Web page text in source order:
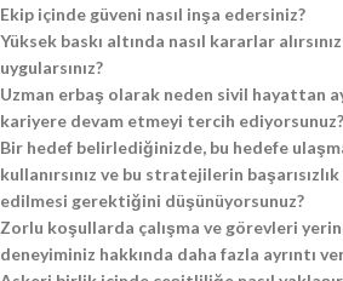
Ekip içinde güveni nasıl inşa edersiniz?
Yüksek baskı altında nasıl kararlar
uygularsınız?
Uzman erbaş olarak neden sivil hayattan
kariyere devam etmeyi tercih ediyorsunuz?
Bir hedef belirlediğinizde, bu hedefe
kullanırsınız ve bu stratejilerin
edilmesi gerektiğini düşünüyorsunuz?
Zorlu koşullarda çalışma ve görevleri
deneyiminiz hakkında daha fazla ayrıntı